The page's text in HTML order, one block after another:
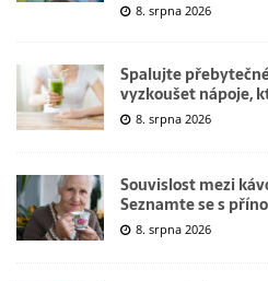
8. srpna 2026
Spalujte
vyzkoušet nápoje,
8. srpna 2026
Souvislost mezi
Seznamte se s
8. srpna 2026